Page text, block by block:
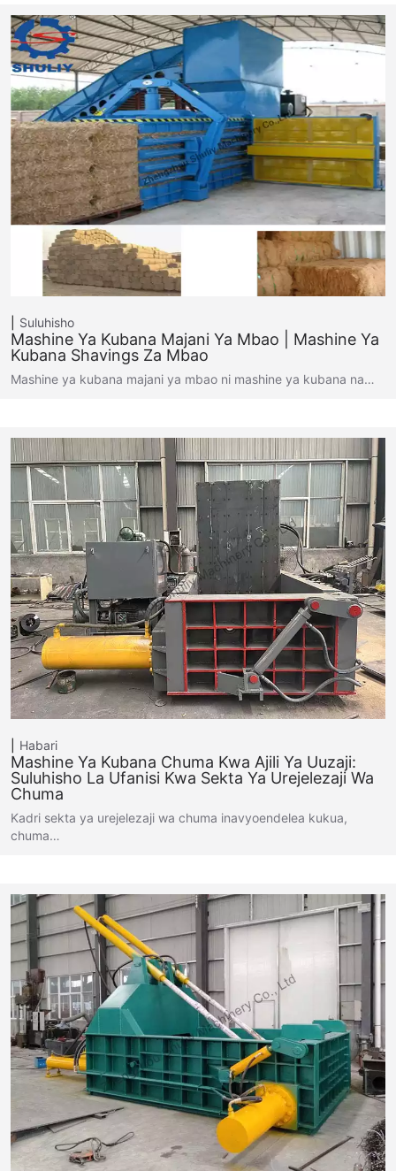
Suluhisho
Mashine Ya Kubana Majani Ya Mbao | Mashine Ya
Kubana Shavings Za Mbao
Mashine ya kubana majani ya mbao ni mashine ya kubana na…
Habari
Mashine Ya Kubana Chuma Kwa Ajili Ya Uuzaji:
Suluhisho La Ufanisi Kwa Sekta Ya Urejelezaji Wa
Chuma
Kadri sekta ya urejelezaji wa chuma inavyoendelea kukua,
chuma…